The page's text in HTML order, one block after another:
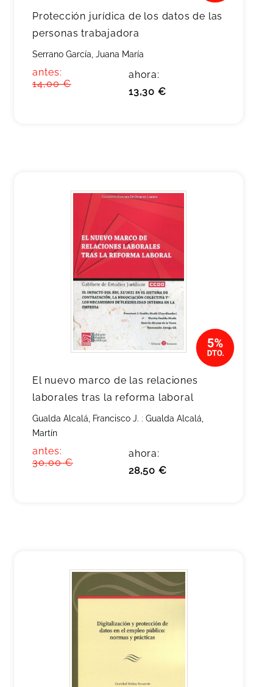
Protección jurídica de los datos de las
personas trabajadora
Serrano García, Juana María
antes:
14,00 €
ahora:
13,30 €
El nuevo marco de las relaciones
laborales tras la reforma laboral
Gualda Alcalá, Francisco J. ; Gualda Alcalá,
Martín
antes:
30,00 €
ahora:
28,50 €